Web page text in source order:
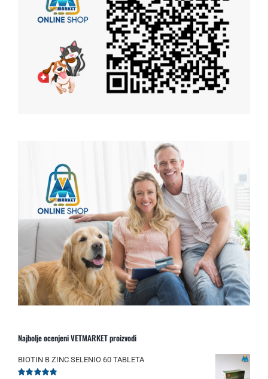
Najbolje ocenjeni VETMARKET proizvodi
BIOTIN B ZINC SELENIO 60 TABLETA